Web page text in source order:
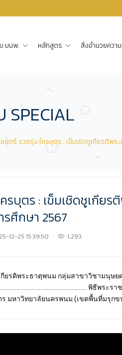
มนพ. หลักสูตร สิ่งอำนวยควา
SPECIAL
ยตรี รวยรุ่ง ใครบุตร : เข็มเชิดชูเกียรติพ
รบุตร : เข็มเชิดชูเกีย
ศึกษา 2567
12-25 15:39:50 1,293
กียรติพระธาตุพนม กลุ่มสาขาวิชาม
มหาวิทยาลัยนครพนม (เขตพื้นที่มรุกข